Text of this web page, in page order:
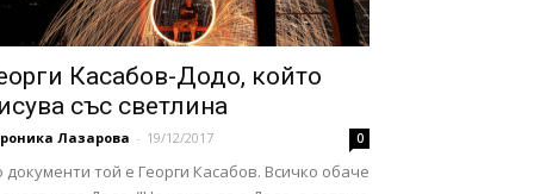
Касабов-Додо, който
със светлина
Лазарова - 19/12/2017 0
документи той е Георги Касабов. Всичко обаче